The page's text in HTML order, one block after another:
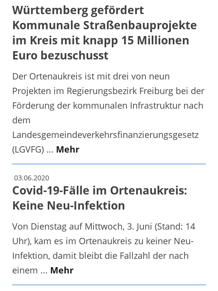
Württemberg gefördert
Kommunale Straßenbauprojekte
im Kreis mit knapp 15 Millionen
Euro bezuschusst
Der Ortenaukreis ist mit drei von neun
Projekten im Regierungsbezirk Freiburg bei der
Förderung der kommunalen Infrastruktur nach
dem
Landesgemeindeverkehrsfinanzierungsgesetz
(LGVFG) ... Mehr
03.06.2020
Covid-19-Fälle im Ortenaukreis:
Keine Neu-Infektion
Von Dienstag auf Mittwoch, 3. Juni (Stand: 14
Uhr), kam es im Ortenaukreis zu keiner Neu-
Infektion, damit bleibt die Fallzahl der nach
einem ... Mehr